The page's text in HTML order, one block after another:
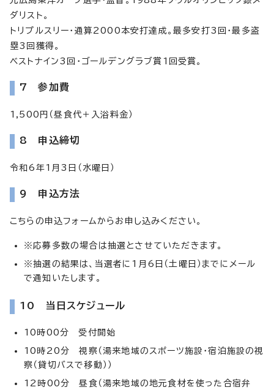
ダリスト。
トリプルスリー・通算2000本安打達成。最多安打3回・最多盗
塁3回獲得。
ベストナイン3回・ゴールデングラブ賞1回受賞。
7 参加費
1,500円（昼食代＋入浴料金）
8 申込締切
令和6年1月3日（水曜日）
9 申込方法
こちらの申込フォームからお申し込みください。
※応募多数の場合は抽選とさせていただきます。
※抽選の結果は、当選者に1月6日（土曜日）までにメール
で通知いたします。
10 当日スケジュール
10時00分 受付開始
10時20分 視察（湯来地域のスポーツ施設・宿泊施設の視
察（貸切バスで移動））
12時00分 昼食（湯来地域の地元食材を使った合宿弁